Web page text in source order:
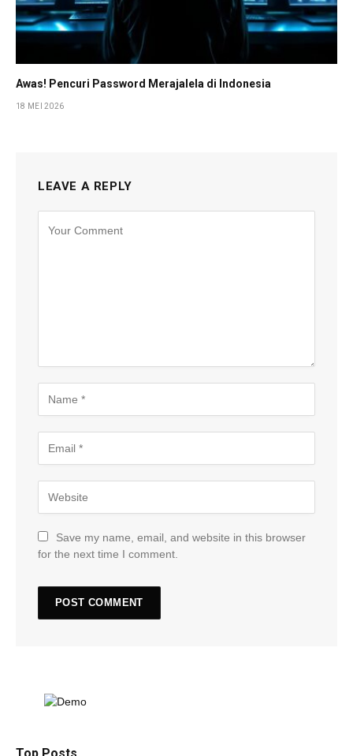
Awas! Pencuri Password Merajalela di Indonesia
18 MEI 2026
LEAVE A REPLY
Save my name, email, and website in this browser
for the next time I comment.